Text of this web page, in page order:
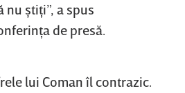
nu ştiţi”, a spus
de presă.
lui Coman îl contrazic.